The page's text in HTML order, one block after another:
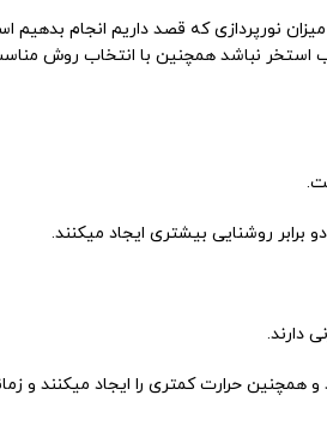
میزان نورپردازی که قصد داریم انجام
استخر نباشد همچنین با انتخاب روش